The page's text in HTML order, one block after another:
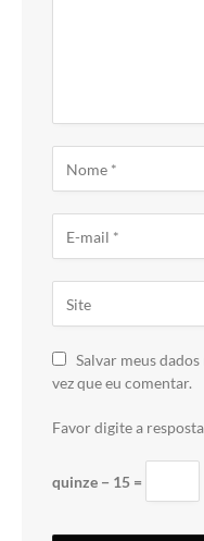
Salvar meus
vez que eu comentar.
Favor digite a
quinze − 15 =